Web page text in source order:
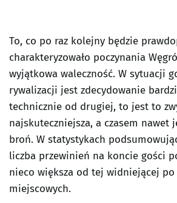
To, co po raz kolejny będzie
charakteryzowało poczynania
wyjątkowa waleczność. W sytuacji
rywalizacji jest zdecydowanie
technicznie od drugiej, to jest to
najskuteczniejsza, a czasem nawet
broń. W statystykach
liczba przewinień na koncie gości
nieco większa od tej widniejącej
miejscowych.